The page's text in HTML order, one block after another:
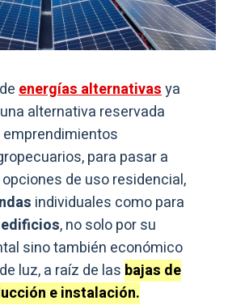
energías alternativasya
alternativa reservada
para pasar a
de uso residencial,
individuales como para
, no solo por su
sino también económico
luz, a raíz de las bajas de
e instalación.